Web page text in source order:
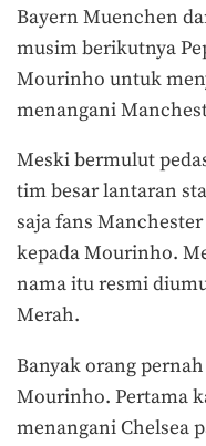
Bayern Muenchen
musim berikutnya
Mourinho untuk
menangani
Meski bermulut
tim besar lantaran
saja fans
kepada Mourinho.
nama itu resmi
Merah.
Banyak orang
Mourinho. Pertama
menangani Chelsea